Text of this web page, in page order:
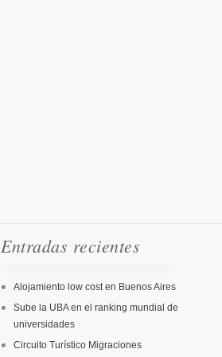
Entradas recientes
Alojamiento low cost en Buenos Aires
Sube la UBA en el ranking mundial de
universidades
Circuito Turístico Migraciones